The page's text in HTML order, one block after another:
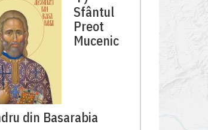
Sfântul
Preot
Mucenic
din Basarabia